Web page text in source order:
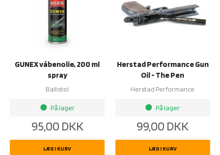
GUNEX våbenolie, 200 ml
spray
Ballistol
brightness_1 På lager
95,00 DKK
LÆG I KURV
Herstad Performance Gun
Oil - The Pen
Herstad Performance
brightness_1 På lager
99,00 DKK
LÆG I KURV